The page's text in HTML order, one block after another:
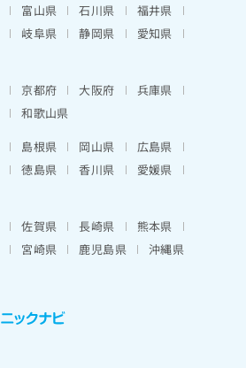
富山県 石川県
福井県
岐阜県 静岡県
愛知県
京都府 大阪府
兵庫県
和歌山県
島根県 岡山県
広島県
徳島県 香川県
愛媛県
佐賀県 長崎県
熊本県
宮崎県 鹿児島県 沖縄県